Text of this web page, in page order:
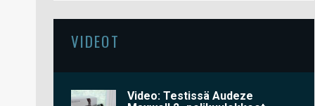
VIDEOT
Video: Testissä Audeze